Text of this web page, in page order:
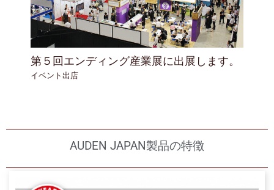
第５回エンディング産業展に出展します。
イベント出店
AUDEN JAPAN製品の特徴